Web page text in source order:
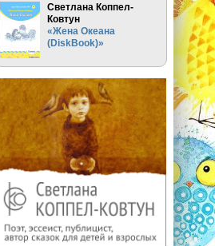
Светлана Коппел-
Ковтун
«Жена Океана
(DiskBook)»